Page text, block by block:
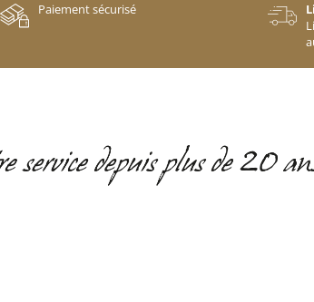
Paiement sécurisé